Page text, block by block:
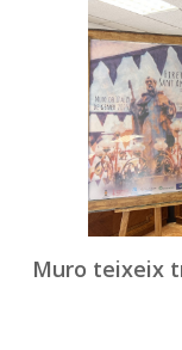
Muro teixeix